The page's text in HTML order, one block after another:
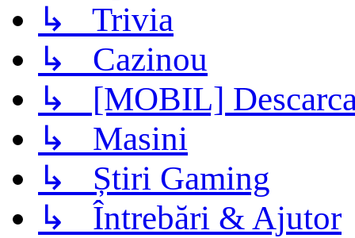
↳ Trivia
↳ Cazinou
↳ [MOBIL]
↳ Masini
↳ Știri Gaming
↳ Întrebări & Ajutor